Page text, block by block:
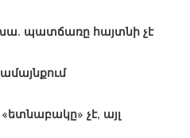
պատճառը հայտնի չէ
չէ, այլ